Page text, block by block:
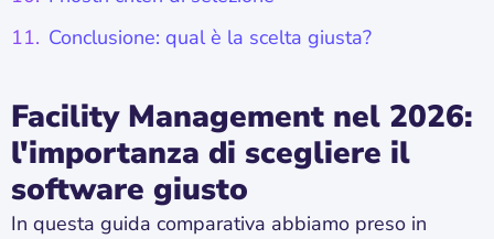
Conclusione: qual è la scelta giusta?
Facility Management nel 2026:
l'importanza di scegliere il
software giusto
In questa guida comparativa abbiamo preso in